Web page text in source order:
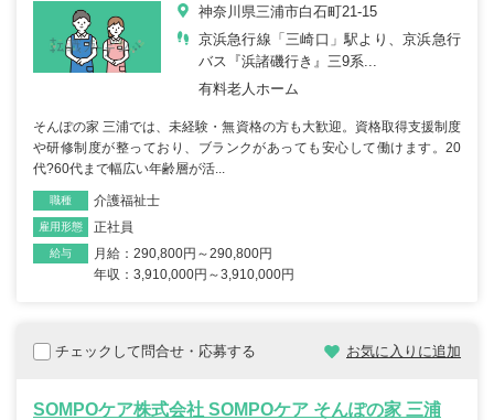
神奈川県三浦市白石町21-15
京浜急行線「三崎口」駅より、京浜急行
バス『浜諸磯行き』三9系...
有料老人ホーム
そんぽの家 三浦では、未経験・無資格の方も大歓迎。資格取得支援制度
や研修制度が整っており、ブランクがあっても安心して働けます。20
代?60代まで幅広い年齢層が活...
職種 介護福祉士
雇用形態 正社員
給与
月給：290,800円～290,800円
年収：3,910,000円～3,910,000円
チェックして問合せ・応募する お気に入りに追加
SOMPOケア株式会社 SOMPOケア そんぽの家 三浦